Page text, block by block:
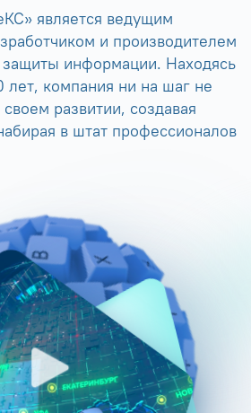
является ведущим
и производителем
защиты информации. Находясь
лет, компания ни на шаг не
своем развитии, создавая
в штат профессионалов